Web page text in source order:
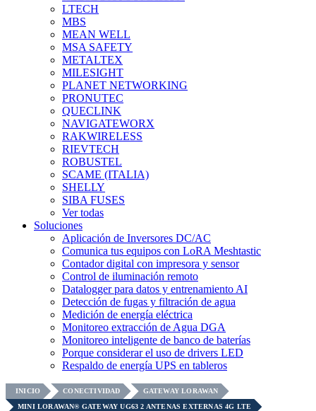
LTECH
MBS
MEAN WELL
MSA SAFETY
METALTEX
MILESIGHT
PLANET NETWORKING
PRONUTEC
QUECLINK
NAVIGATEWORX
RAKWIRELESS
RIEVTECH
ROBUSTEL
SCAME (ITALIA)
SHELLY
SIBA FUSES
Ver todas
Soluciones
Aplicación de Inversores DC/AC
Comunica tus equipos con LoRA Meshtastic
Contador digital con impresora y sensor
Control de iluminación remoto
Datalogger para datos y entrenamiento AI
Detección de fugas y filtración de agua
Medición de energía eléctrica
Monitoreo extracción de Agua DGA
Monitoreo inteligente de banco de baterías
Porque considerar el uso de drivers LED
Respaldo de energía UPS en tableros
INICIO CONECTIVIDAD
GATEWAY LORAWAN
MINI LORAWAN® GATEWAY UG63 2 ANTENAS EXTERNAS 4G LTE